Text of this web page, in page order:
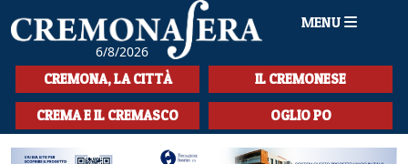
6/8/2026
MENU
HOME
CRONACA
SPORT
CREMONA, LA CITTÀ IL CREMONESE
CREMA E IL CREMASCO OGLIO PO